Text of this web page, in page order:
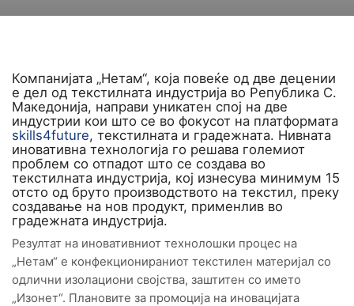
Компанијата „Нетам“, која повеќе од две децении
е дел од текстилната индустрија во Република С.
Македонија, направи уникатен спој на две
индустрии кои што се во фокусот на платформата
skills4future, текстилната и градежната. Нивната
иновативна технологија го решава големиот
проблем со отпадот што се создава во
текстилната индустрија, кој изнесува минимум 15
отсто од бруто производството на текстил, преку
создавање на нов продукт, применлив во
градежната индустрија.
Резултат на иновативниот технолошки процес на
„Нетам“ е конфекционираниот текстилен материјал со
одлични изолациони својства, заштитен со името
„Изонет“. Плановите за промоција на иновацијата